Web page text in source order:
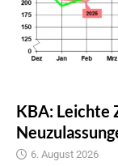
KBA: Leichte
6. August 2026